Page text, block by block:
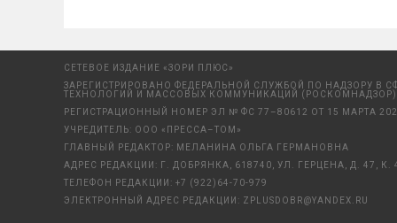
СЕТЕВОЕ ИЗДАНИЕ «ЗОРИ ПЛЮС»
ЗАРЕГИСТРИРОВАНО ФЕДЕРАЛЬНОЙ СЛУЖБОЙ ПО НАДЗОРУ В
ТЕХНОЛОГИЙ И МАССОВЫХ КОММУНИКАЦИЙ (РОСКОМНАДЗОР)
РЕГИСТРАЦИОННЫЙ НОМЕР ЭЛ № ФС 77–80612 ОТ 15 МАРТА
УЧРЕДИТЕЛЬ: ООО «ПРЕССА–ТОМ»
ГЛАВНЫЙ РЕДАКТОР: МЕЛАНИНА ОЛЬГА ГЕРМАНОВНА
АДРЕС РЕДАКЦИИ: Г. ДОБРЯНКА, 618740, УЛ. ГЕРЦЕНА, Д. 47, К.
ТЕЛЕФОН РЕДАКЦИИ: +7 (922)64-70-979
ЭЛЕКТРОННЫЙ АДРЕС РЕДАКЦИИ: ZPLUSDOBR@YANDEX.RU